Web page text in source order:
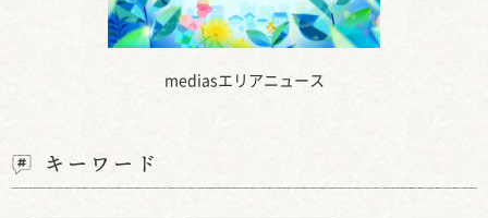
mediasエリアニュース
キーワード